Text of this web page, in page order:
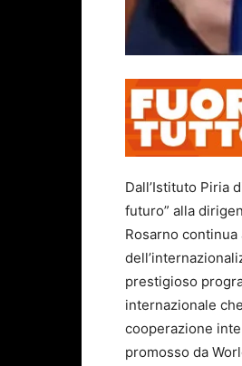
Dall’Istituto Piria
futuro” alla
Rosarno
prestigioso
internazionale
cooperazione
promosso da